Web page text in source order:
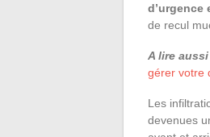
d’urgence
de recul
A lire aussi
gérer votre
Les
devenues